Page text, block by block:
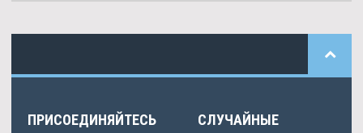
ПРИСОЕДИНЯЙТЕСЬ
СЛУЧАЙНЫЕ